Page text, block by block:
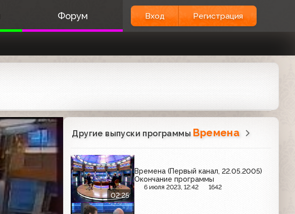
Форум Вход Регистрация
Другие выпуски программы Времена
02:25
Времена (Первый канал, 22.05.2005)
Окончание программы
6 июля 2023, 12:42 1642